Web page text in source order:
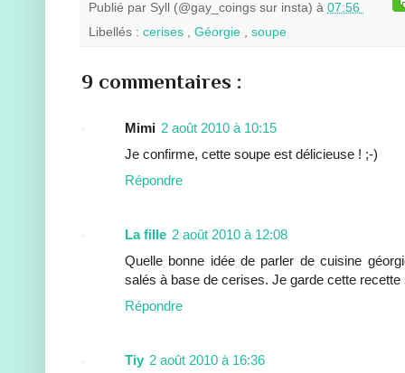
Publié par Syll (@gay_coings sur insta) à 07:56
Libellés : cerises Géorgie soupe
9 commentaires :
Mimi 2 août 2010 à 10:15
Je confirme, cette soupe est délicieuse ! ;-)
Répondre
La fille 2 août 2010 à 12:08
Quelle bonne idée de parler de cuisine
salés à base de cerises. Je garde cette recette
Répondre
Tiy 2 août 2010 à 16:36